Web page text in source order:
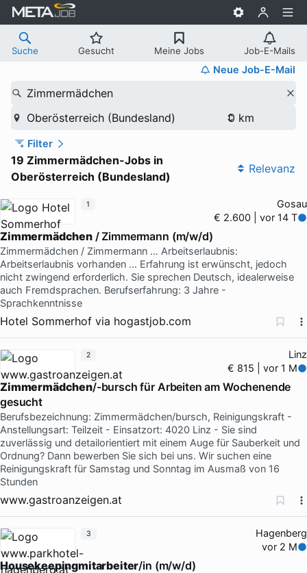
Suche Gesucht Meine Jobs Job-E-Mails
Neue Job-E-Mail
Zimmermädchen
Oberösterreich (Bundesland)
Filter
19 Zimmermädchen-Jobs in
Oberösterreich (Bundesland)
Relevanz
Gosau
€ 2.600 | vor 14 T
Zimmermädchen/ Zimmermann (m/w/d)
Zimmermädchen / Zimmermann … Arbeitserlaubnis:
Arbeitserlaubnis vorhanden … Erfahrung ist erwünscht, jedoch
nicht zwingend erforderlich. Sie sprechen Deutsch, idealerweise
auch Fremdsprachen. Berufserfahrung: 3 Jahre -
Sprachkenntnisse
Hotel Sommerhof via hogastjob.com
1
Linz
€ 815 | vor 1 M
Zimmermädchen/-bursch für Arbeiten am Wochenende
gesucht
Berufsbezeichnung: Zimmermädchen/bursch, Reinigungskraft -
Anstellungsart: Teilzeit - Einsatzort: 4020 Linz - Sie sind
zuverlässig und detailorientiert mit einem Auge für Sauberkeit und
Ordnung? Dann bewerben Sie sich bei uns. Wir suchen eine
Reinigungskraft für Samstag und Sonntag im Ausmaß von 16
Stunden
www.gastroanzeigen.at
2
Hagenberg
vor 2 M
Housekeepingmitarbeiter/in (m/w/d)
3